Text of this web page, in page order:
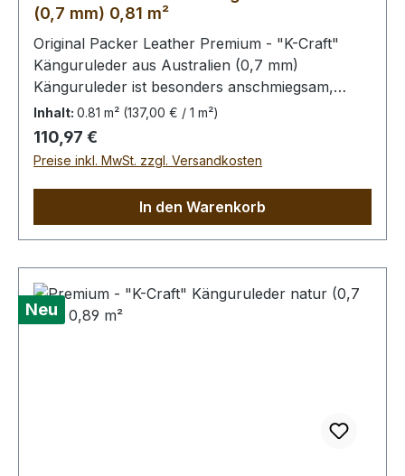
(0,7 mm) 0,81 m²
Original Packer Leather Premium - "K-Craft"
Känguruleder aus Australien (0,7 mm)
Känguruleder ist besonders anschmiegsam,
dennoch äußerst zug.- und reißfest. Rein
pflanzliche Gerbung ohne
Oberflächenbehandlung. Die Kängurus leben im
Freiland, kleinere Narben von Dornstichen u.ä.
wenig prägnant.Bei Bestellung von diesem Stück
erhalten Sie ein 0,81 m² großes Leder. Das
Inhalt: 0.81 m² (137,00 € / 1 m²)
Regulärer Preis:
110,97 €
Preise inkl. MwSt. zzgl. Versandkosten
In den Warenkorb
Neu